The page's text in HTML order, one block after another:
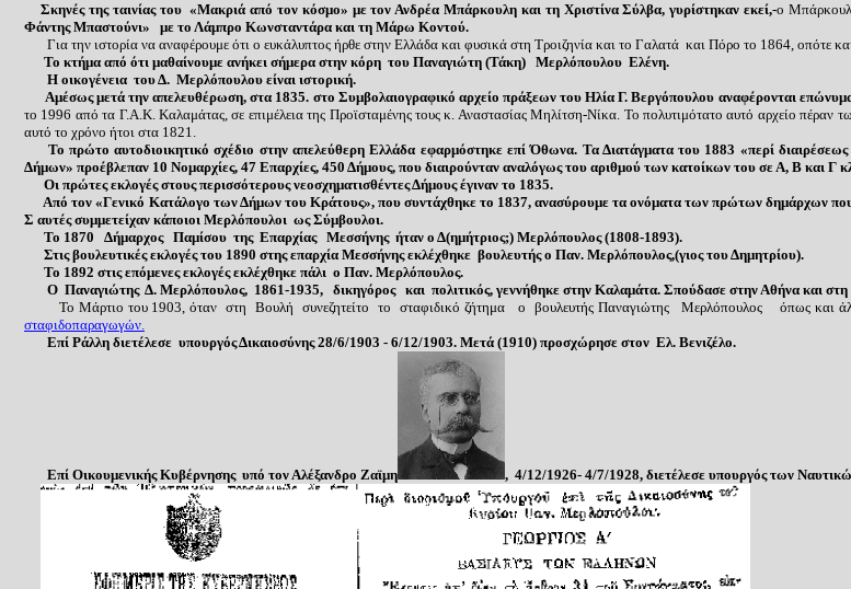
Σκηνές της ταινίας του «Μακριά από τον κόσμο» με τον Ανδρέα Μπάρκουλη και τη Χριστίνα Σύλβα, γυρίστηκαν εκεί,-ο
ΦάντηςΜπαστούνι» με το Λάμπρο Κωνσταντάρα και τη Μάρω Κοντού.
Για την ιστορία να αναφέρουμε ότι ο ευκάλυπτος ήρθε στην Ελλάδα και φυσικά στη Τροιζηνία και το Γαλατά και Πόρο το 1864, οπότε
Το κτήμα από ότι μαθαίνουμε ανήκει σήμερα στην κόρη του Παναγιώτη (Τάκη) Μερλόπουλου Ελένη.
Η οικογένεια του Δ. Μερλόπουλου είναι ιστορική.
Αμέσως μετά την απελευθέρωση, στα 1835. στο Συμβολαιογραφικό αρχείο πράξεων του Ηλία Γ. Βεργόπουλου αναφέρονται
το 1996 από τα Γ.Α.Κ. Καλαμάτας, σε επιμέλεια της Προϊσταμένης τους κ. Αναστασίας Μηλίτση-Νίκα. Το πολυτιμότατο αυτό αρχείο πέραν
αυτό το χρόνο ήτοι στα 1821.
Το πρώτο αυτοδιοικητικό σχέδιο στην απελεύθερη Ελλάδα εφαρμόστηκε επί Όθωνα. Τα Διατάγματα του 1883 «περί διαιρέσεως
Δήμων» προέβλεπαν 10 Νομαρχίες, 47 Επαρχίες, 450 Δήμους, που διαιρούνταν αναλόγως του αριθμού των κατοίκων του σε Α, Β και Γ
Οι πρώτες εκλογές στους περισσότερους νεοσχηματισθέντες Δήμους έγιναν το 1835.
Από τον «Γενικό Κατάλογο των Δήμων του Κράτους», που συντάχθηκε το 1837, ανασύρουμε τα ονόματα των πρώτων δημάρχων που
Σ αυτές συμμετείχαν κάποιοι Μερλόπουλοι ως Σύμβουλοι.
Το 1870 Δήμαρχος Παμίσου της Επαρχίας Μεσσήνης ήταν ο Δ(ημήτριος;) Μερλόπουλος (1808-1893).
Στις βουλευτικές εκλογές του 1890 στης επαρχία Μεσσήνης εκλέχθηκε βουλευτής ο Παν. Μερλόπουλος,(γιος του Δημητρίου).
Το 1892 στις επόμενες εκλογές εκλέχθηκε πάλι ο Παν. Μερλόπουλος.
Ο Παναγιώτης Δ. Μερλόπουλος, 1861-1935, δικηγόρος και πολιτικός, γεννήθηκε στην Καλαμάτα. Σπούδασε στην Αθήνα και στη
Το Μάρτιο του 1903, όταν στη Βουλή συνεζητείτο το σταφιδικό ζήτημα ο βουλευτής Παναγιώτης Μερλόπουλος όπως και
σταφιδοπαραγωγών.
Επί Ράλλη διετέλεσε υπουργός Δικαιοσύνης 28/6/1903 - 6/12/1903. Μετά (1910) προσχώρησε στον Ελ. Βενιζέλο.
Επί Οικουμενικής Κυβέρνησης υπό τον Αλέξανδρο Ζαϊμη , 4/12/1926- 4/7/1928, διετέλεσε υπουργός των